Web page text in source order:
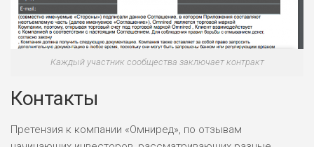
Каждый участник сообщества заключает контракт
Контакты
Претензия к компании «Омниред», по отзывам